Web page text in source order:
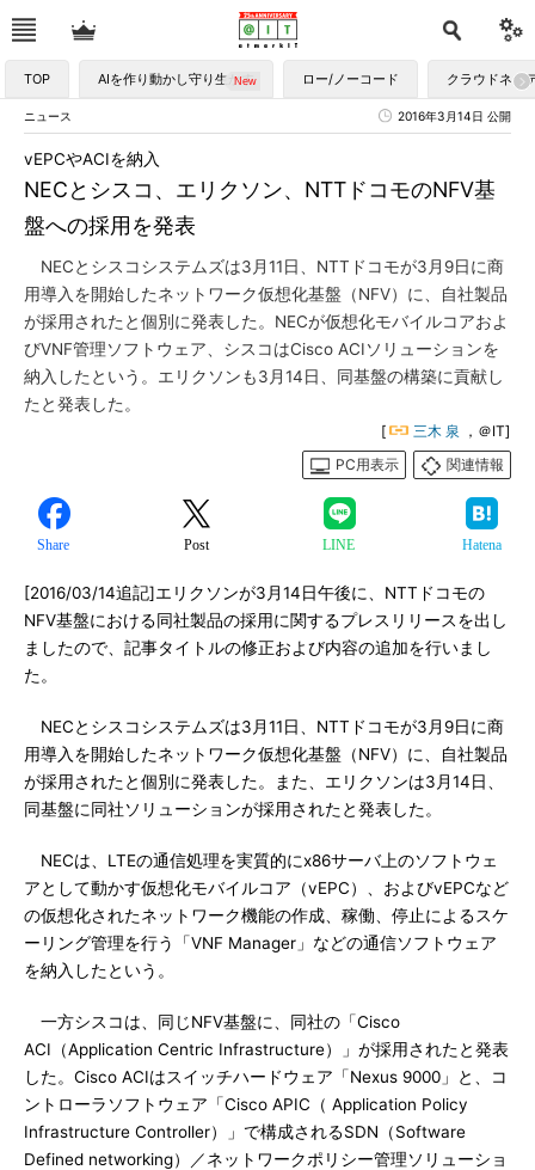
TOP AIを作り動かし守り生かす ロー/ノーコード クラウドネイ
ニュース 2016年3月14日 公開
NECとシスコ、エリクソン、NTTドコモのNFV基
盤への採用を発表
vEPCやACIを納入
NECとシスコシステムズは3月11日、NTTドコモが3月9日に商
用導入を開始したネットワーク仮想化基盤（NFV）に、自社製品
が採用されたと個別に発表した。NECが仮想化モバイルコアおよ
びVNF管理ソフトウェア、シスコはCisco ACIソリューションを
納入したという。エリクソンも3月14日、同基盤の構築に貢献し
たと発表した。
[ 三木 泉 ，＠IT]
PC用表示
関連情報
Share Post LINE Hatena
[2016/03/14追記]エリクソンが3月14日午後に、NTTドコモの
NFV基盤における同社製品の採用に関するプレスリリースを出し
ましたので、記事タイトルの修正および内容の追加を行いまし
た。
NECとシスコシステムズは3月11日、NTTドコモが3月9日に商
用導入を開始したネットワーク仮想化基盤（NFV）に、自社製品
が採用されたと個別に発表した。また、エリクソンは3月14日、
同基盤に同社ソリューションが採用されたと発表した。
NECは、LTEの通信処理を実質的にx86サーバ上のソフトウェ
アとして動かす仮想化モバイルコア（vEPC）、およびvEPCなど
の仮想化されたネットワーク機能の作成、稼働、停止によるスケ
ーリング管理を行う「VNF Manager」などの通信ソフトウェア
を納入したという。
一方シスコは、同じNFV基盤に、同社の「Cisco
ACI（Application Centric Infrastructure）」が採用されたと発表
した。Cisco ACIはスイッチハードウェア「Nexus 9000」と、コ
ントローラソフトウェア「Cisco APIC（ Application Policy
Infrastructure Controller）」で構成されるSDN（Software
Defined networking）／ネットワークポリシー管理ソリューショ